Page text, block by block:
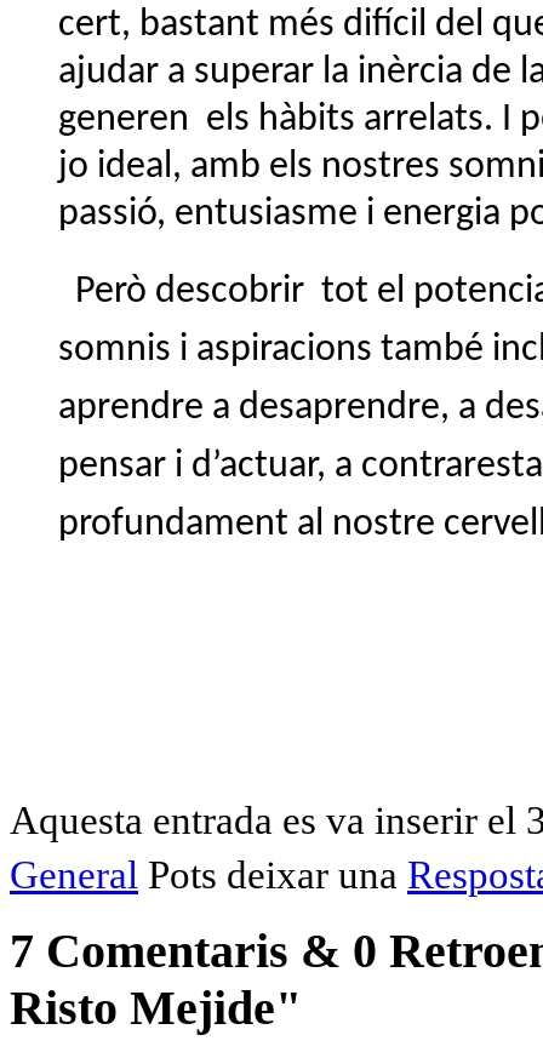
cert, bastant més difícil del
ajudar a superar la inèrcia de
generen els hàbits arrelats. I
jo ideal, amb els nostres
passió, entusiasme i energia
Però descobrir tot el
somnis i aspiracions també
aprendre a desaprendre, a
pensar i d’actuar, a
profundament al nostre
Aquesta entrada es va inserir el
General Pots deixar una
7 Comentaris & 0
Risto Mejide"